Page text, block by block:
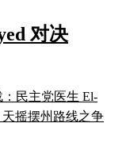
对决
民主党医生 El-
天摇摆州路线之争